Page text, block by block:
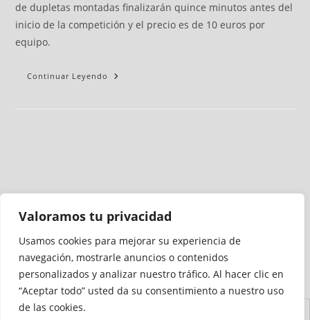
Valoramos tu privacidad
Usamos cookies para mejorar su experiencia de
navegación, mostrarle anuncios o contenidos
personalizados y analizar nuestro tráfico. Al hacer clic en
“Aceptar todo” usted da su consentimiento a nuestro uso
de las cookies.
de dupletas montadas finalizarán quince minutos antes del
inicio de la competición y el precio es de 10 euros por
equipo.
Continuar Leyendo
Medio auditado por